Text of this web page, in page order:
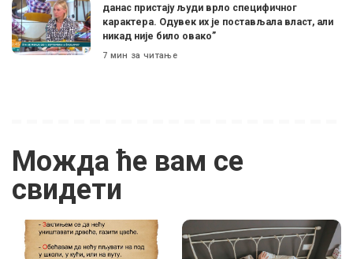
данас пристају људи врло специфичног
карактера. Одувек их је постављала власт, али
никад није било овако”
7 мин за читање
Можда ће вам се
свидети